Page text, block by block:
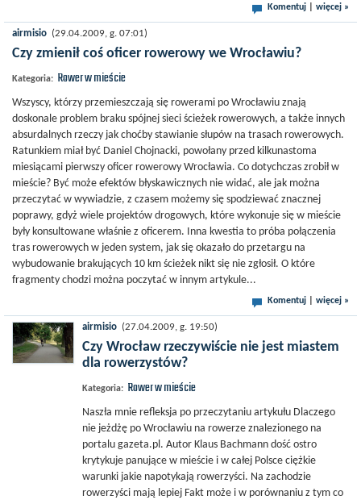
Komentuj więcej »
airmisio (29.04.2009, g. 07:01)
Czy zmienił coś oficer rowerowy we Wrocławiu?
Kategoria: Rower w mieście
Wszyscy, którzy przemieszczają się rowerami po Wrocławiu znają
doskonale problem braku spójnej sieci ścieżek rowerowych, a także innych
absurdalnych rzeczy jak choćby stawianie słupów na trasach rowerowych.
Ratunkiem miał być Daniel Chojnacki, powołany przed kilkunastoma
miesiącami pierwszy oficer rowerowy Wrocławia. Co dotychczas zrobił w
mieście? Być może efektów błyskawicznych nie widać, ale jak można
przeczytać w wywiadzie, z czasem możemy się spodziewać znacznej
poprawy, gdyż wiele projektów drogowych, które wykonuje się w mieście
były konsultowane właśnie z oficerem. Inna kwestia to próba połączenia
tras rowerowych w jeden system, jak się okazało do przetargu na
wybudowanie brakujących 10 km ścieżek nikt się nie zgłosił. O które
fragmenty chodzi można poczytać w innym artykule...
Komentuj więcej »
airmisio (27.04.2009, g. 19:50)
Czy Wrocław rzeczywiście nie jest miastem
dla rowerzystów?
Kategoria: Rower w mieście
Naszła mnie refleksja po przeczytaniu artykułu Dlaczego
nie jeżdżę po Wrocławiu na rowerze znalezionego na
portalu gazeta.pl. Autor Klaus Bachmann dość ostro
krytykuje panujące w mieście i w całej Polsce ciężkie
warunki jakie napotykają rowerzyści. Na zachodzie
rowerzyści mają lepiej Fakt może i w porównaniu z tym co